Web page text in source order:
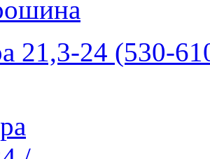
21,3-24 (530-